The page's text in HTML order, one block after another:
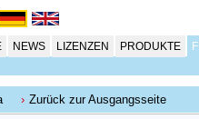
NEWS LIZENZEN PRODUKTE
Zurück zur Ausgangsseite